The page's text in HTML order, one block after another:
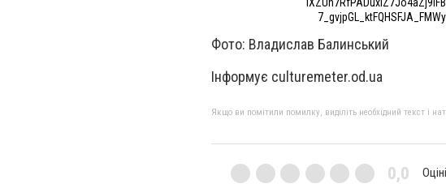
Фото: Владислав Балинський
Інформує culturemeter.od.ua
Якщо ви помітили помилку, виділіть необхідний текст і
0,0